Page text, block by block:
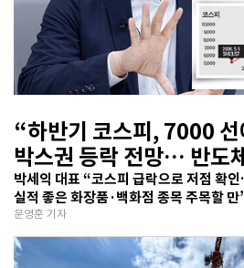
“하반기 코스피, 7000 선
박스권 등락 전망… 반도
반영 주시해야”
박세익 대표 “코스피 급락으로 저점 확
실적 좋은 화장품·백화점 종목 주목할 만
문영훈 기자